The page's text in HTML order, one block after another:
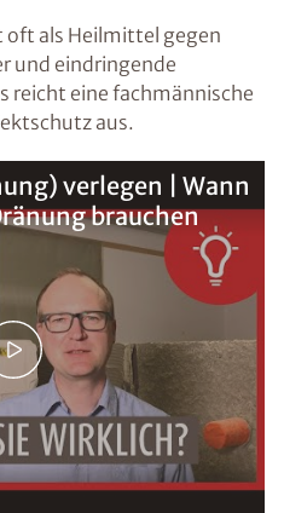
oft als Heilmittel gegen
und eindringende
reicht eine fachmännische
aus.
verlegen | Wann
brauchen